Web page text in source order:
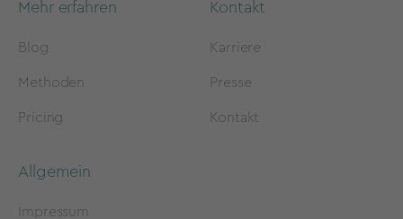
Mehr erfahren
Blog
Methoden
Pricing
Kontakt
Karriere
Presse
Kontakt
Allgemein
Impressum